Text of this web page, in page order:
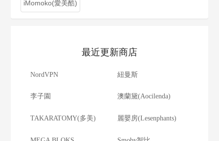
iMomoko(愛美酷)
最近更新商店
NordVPN 紐曼斯
李子園 澳蘭黛(Aocilenda)
TAKARATOMY(多美) 麗嬰房(Lesenphants)